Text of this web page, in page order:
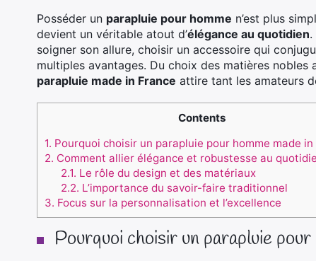
Posséder un parapluie pour homme n’est plus
devient un véritable atout d’élégance au quotidien.
soigner son allure, choisir un accessoire qui
multiples avantages. Du choix des matières nobles
parapluie made in France attire tant les amateurs
Contents
1. Pourquoi choisir un parapluie pour homme made in
2. Comment allier élégance et robustesse au
2.1. Le rôle du design et des matériaux
2.2. L’importance du savoir-faire traditionnel
3. Focus sur la personnalisation et l’excellence
Pourquoi choisir un parapluie pour